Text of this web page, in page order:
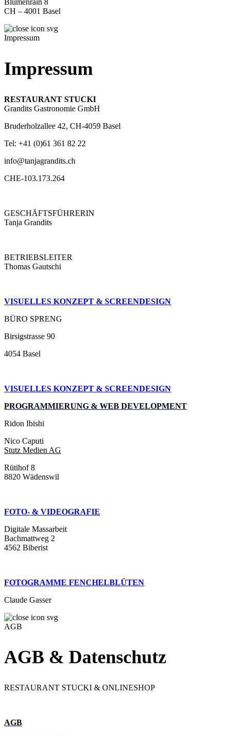
CH – 4001 Basel
Impressum
Impressum
RESTAURANT STUCKI
Grandits Gastronomie GmbH
Bruderholzallee 42, CH-4059 Basel
Tel: +41 (0)61 361 82 22
info@tanjagrandits.ch
CHE-103.173.264
GESCHÄFTSFÜHRERIN
Tanja Grandits
BETRIEBSLEITER
Thomas Gautschi
VISUELLES KONZEPT & SCREENDESIGN
BÜRO SPRENG
Birsigstrasse 90
4054 Basel
VISUELLES KONZEPT & SCREENDESIGN
PROGRAMMIERUNG & WEB DEVELOPMENT
Ridon Ibishi
Nico Caputi
Stutz Medien AG
Rütihof 8
8820 Wädenswil
FOTO- & VIDEOGRAFIE
Digitale Massarbeit
Bachmattweg 2
4562 Biberist
FOTOGRAMME FENCHELBLÜTEN
Claude Gasser
AGB
AGB & Datenschutz
RESTAURANT STUCKI & ONLINESHOP
AGB